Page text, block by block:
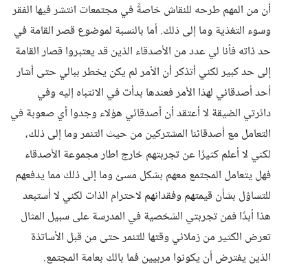
أن من المهم طرحه للنقاش خاصةً في مجتمعات انتشر فيها الفقر
وسوء التغذية وما إلى ذلك. أما بالنسبة لموضوع قصر القامة في
حد ذاته فأنا لي عدد من الأصدقاء الذين قد يعتبروا قصار القامة
إلى حد كبير لكني أتذكر أن الأمر لم يكن يخطر ببالي حتى أشار
أحد أصدقائي لهذا الأمر فعندها بدأت في الانتباه إليه وفي
دائرتي الضيقة لا أعتقد أن أصدقائي هؤلاء وجدوا أي صعوبة في
التعامل مع أصدقائنا المشتركين من حيث التنمر وما إلى ذلك،
لكني لا أعلم كثيرًا عن تجربتهم خارج اطار مجموعة الأصدقاء
فهل يتعامل المجتمع معهم بشكل مسئ وما إلى ذلك مما يدفعهم
للتساؤل بشأن قيمتهم وفقدانهم لاحترام الذات لكني لا أستبعد
هذا أبدًا فمن تجربتي الشخصية في المدرسة على سبيل المثال
تعرض الكثير من زملائي وقتها للتنمر حتى من قبل الأساتذة
الذين يفترض أن يكونوا مربيين فما بالك بعامة المجتمع.